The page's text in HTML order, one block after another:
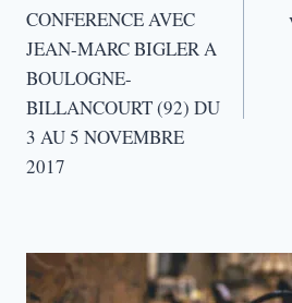
l’article
CONFERENCE AVEC
JEAN-MARC BIGLER A
BOULOGNE-
BILLANCOURT (92) DU
3 AU 5 NOVEMBRE
2017